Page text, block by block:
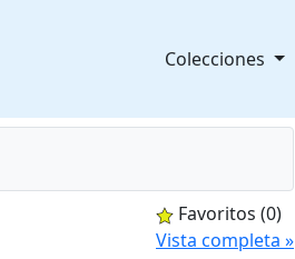
Colecciones
Favoritos (0)
Vista completa »